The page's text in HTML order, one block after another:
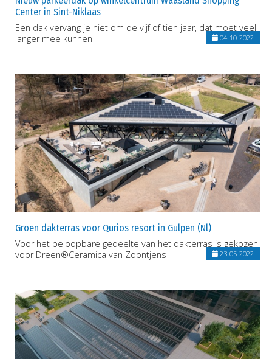
Center in Sint-Niklaas
Een dak vervang je niet om de vijf of tien jaar, dat moet veel
langer mee kunnen
04-10-2022
Groen dakterras voor Qurios resort in Gulpen (Nl)
Voor het beloopbare gedeelte van het dakterras is gekozen
voor Dreen®Ceramica van Zoontjens
23-05-2022